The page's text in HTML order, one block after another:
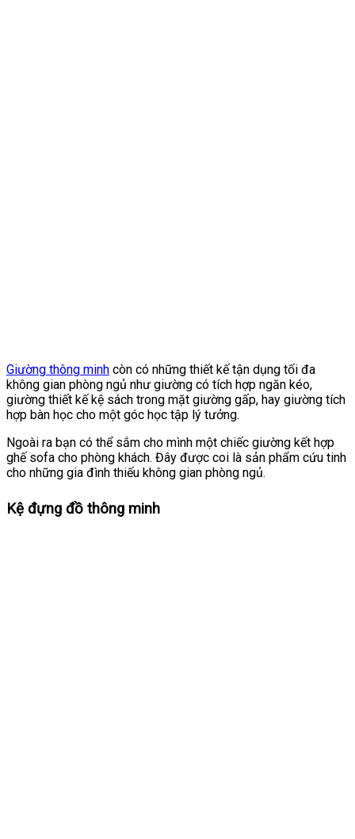
Giường thông minh còn có những thiết kế tận dụng tối đa
không gian phòng ngủ như giường có tích hợp ngăn kéo,
giường thiết kế kệ sách trong mặt giường gấp, hay giường tích
hợp bàn học cho một góc học tập lý tưởng.
Ngoài ra bạn có thể sắm cho mình một chiếc giường kết hợp
ghế sofa cho phòng khách. Đây được coi là sản phẩm cứu tinh
cho những gia đình thiếu không gian phòng ngủ.
Kệ đựng đồ thông minh